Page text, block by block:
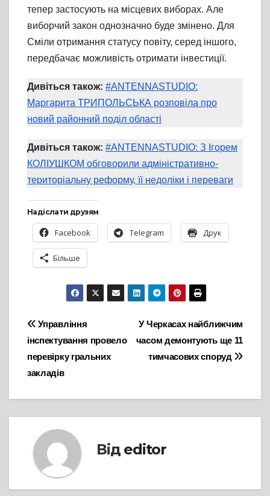
тепер застосують на місцевих виборах. Але
виборчий закон однозначно буде змінено. Для
Сміли отримання статусу повіту, серед іншого,
передбачає можливість отримати інвестиції.
Дивіться також: #ANTENNASTUDIO:
Маргарита ТРИПОЛЬСЬКА розповіла про
новий районний поділ області
Дивіться також: #ANTENNASTUDIO: З Ігорем
КОЛІУШКОМ обговорили адміністративно-
територіальну реформу, її недоліки і переваги
Надіслати друзям
Facebook Telegram Друк
Більше
Навігація
записів
У Черкасах найближчим
часом демонтують ще 11
тимчасових споруд
Управління
інспектування провело
перевірку гральних
закладів
Від editor